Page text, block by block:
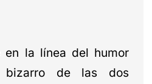
en la línea del humor
bizarro de las dos